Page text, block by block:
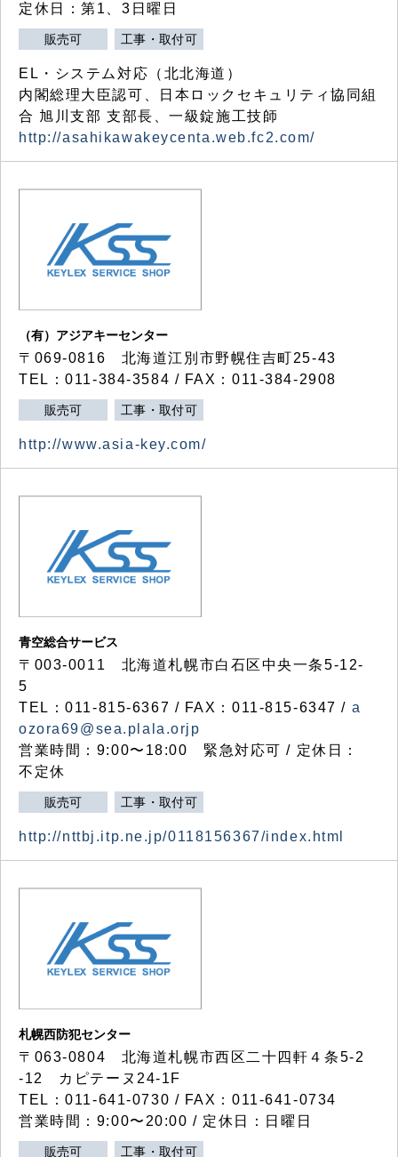
定休日：第1、3日曜日
販売可 工事・取付可
EL・システム対応（北北海道）
内閣総理大臣認可、日本ロックセキュリティ協同組
合 旭川支部 支部長、一級錠施工技師
http://asahikawakeycenta.web.fc2.com/
（有）アジアキーセンター
〒069-0816 北海道江別市野幌住吉町25-43
TEL：011-384-3584 / FAX：011-384-2908
販売可 工事・取付可
http://www.asia-key.com/
青空総合サービス
〒003-0011 北海道札幌市白石区中央一条5-12-
5
TEL：011-815-6367 / FAX：011-815-6347 / a
ozora69@sea.plala.orjp
営業時間：9:00〜18:00 緊急対応可 / 定休日：
不定休
販売可 工事・取付可
http://nttbj.itp.ne.jp/0118156367/index.html
札幌西防犯センター
〒063-0804 北海道札幌市西区二十四軒４条5-2
-12 カピテーヌ24-1F
TEL：011-641-0730 / FAX：011-641-0734
営業時間：9:00〜20:00 / 定休日：日曜日
販売可 工事・取付可